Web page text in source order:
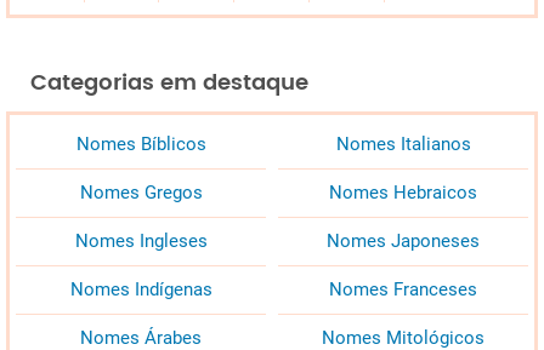
Categorias em destaque
Nomes Bíblicos Nomes Italianos
Nomes Gregos Nomes Hebraicos
Nomes Ingleses Nomes Japoneses
Nomes Indígenas Nomes Franceses
Nomes Árabes Nomes Mitológicos